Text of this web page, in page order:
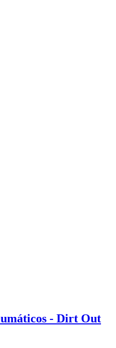
- Dirt Out